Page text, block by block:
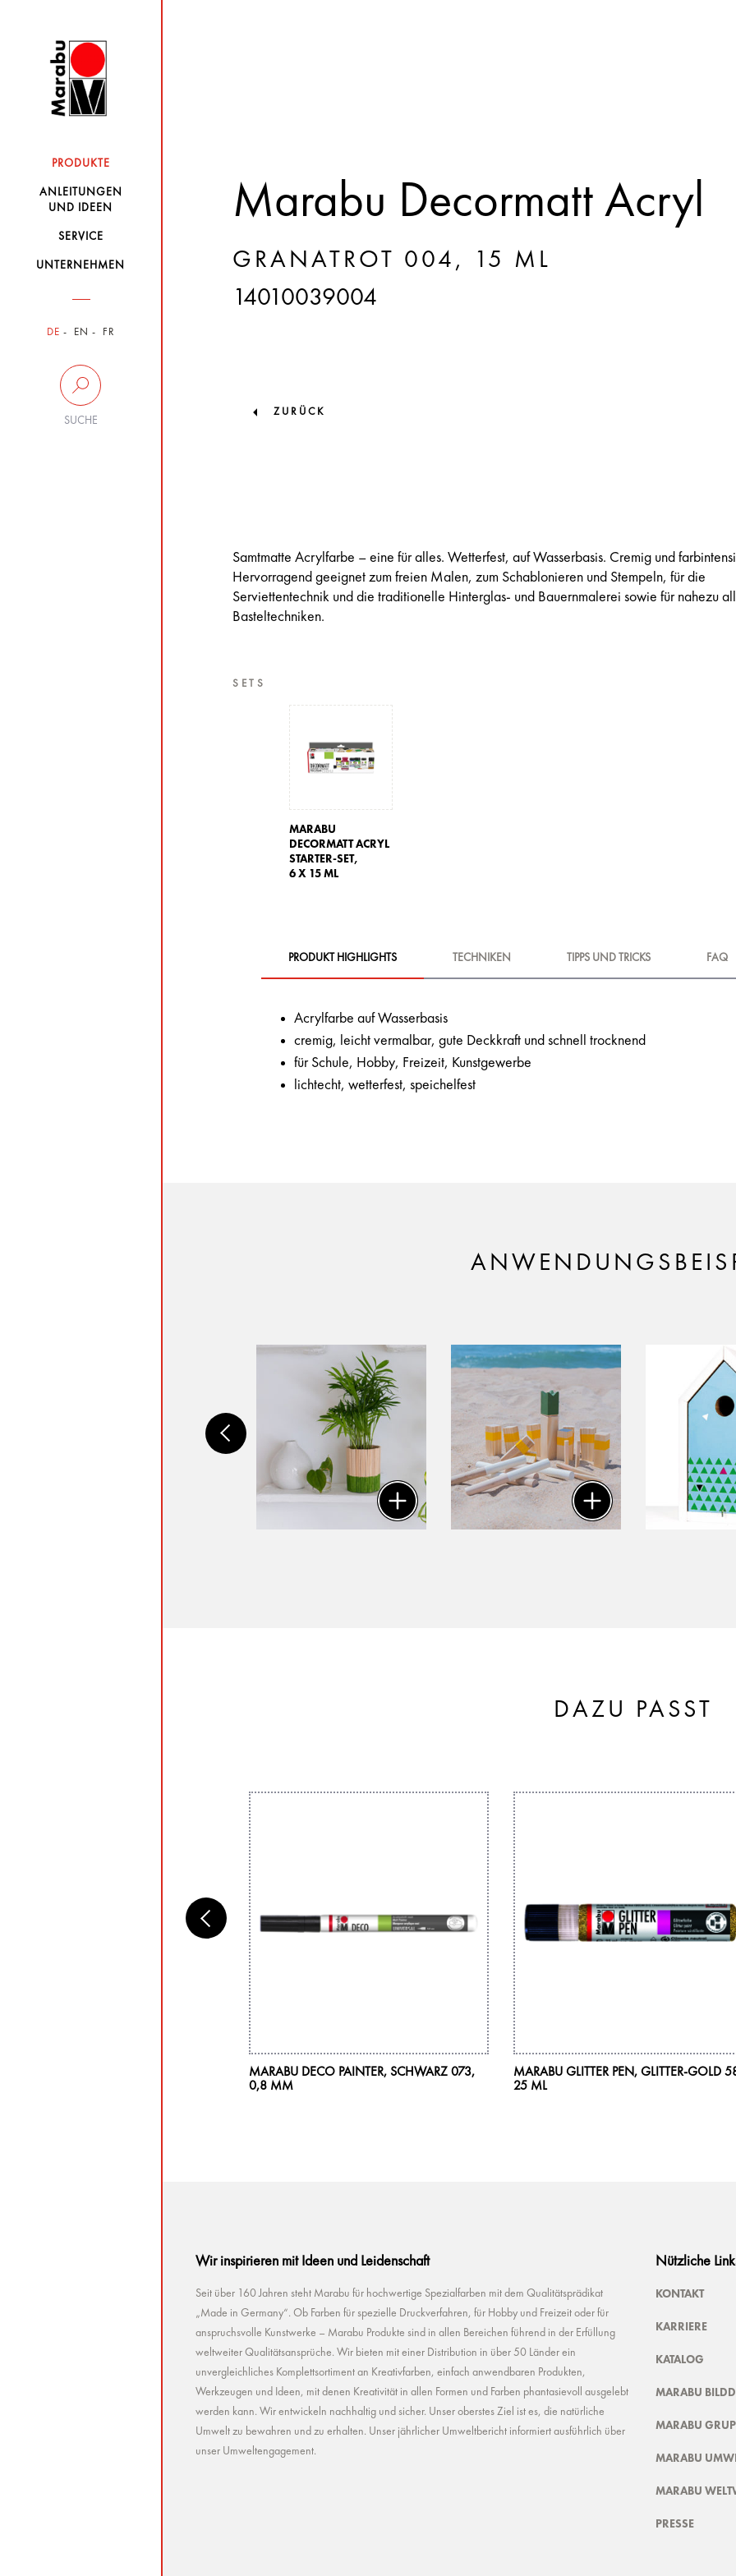
PRODUKTE
ANLEITUNGEN
UND IDEEN
SERVICE
UNTERNEHMEN
DE EN FR
SUCHE
Marabu Decormatt Acryl
GRANATROT 004, 15 ML
14010039004
ZURÜCK
Samtmatte Acrylfarbe – eine für alles. Wetterfest, auf Wasserbasis. Cremig und
Hervorragend geeignet zum freien Malen, zum Schablonieren und Stempeln, für die
Serviettentechnik und die traditionelle Hinterglas- und Bauernmalerei sowie für nahezu
Basteltechniken.
SETS
MARABU
DECORMATT ACRYL
STARTER-SET,
6 X 15 ML
PRODUKT HIGHLIGHTS TECHNIKEN TIPPS UND TRICKS FAQ
Acrylfarbe auf Wasserbasis
cremig, leicht vermalbar, gute Deckkraft und schnell trocknend
für Schule, Hobby, Freizeit, Kunstgewerbe
lichtecht, wetterfest, speichelfest
DAZU PASST
MARABU DECO PAINTER, SCHWARZ 073,
0,8 MM
MARABU GLITTER PEN, GLITTER-GOLD
25 ML
Wir inspirieren mit Ideen und Leidenschaft
Seit über 160 Jahren steht Marabu für hochwertige Spezialfarben mit dem Qualitätsprädikat
„Made in Germany“. Ob Farben für spezielle Druckverfahren, für Hobby und Freizeit oder für
anspruchsvolle Kunstwerke – Marabu Produkte sind in allen Bereichen führend in der Erfüllung
weltweiter Qualitätsansprüche. Wir bieten mit einer Distribution in über 50 Länder ein
unvergleichliches Komplettsortiment an Kreativfarben, einfach anwendbaren Produkten,
Werkzeugen und Ideen, mit denen Kreativität in allen Formen und Farben phantasievoll ausgelebt
werden kann. Wir entwickeln nachhaltig und sicher. Unser oberstes Ziel ist es, die natürliche
Umwelt zu bewahren und zu erhalten. Unser jährlicher Umweltbericht informiert ausführlich über
unser Umweltengagement.
Nützliche
KONTAKT
KARRIERE
KATALOG
MARABU
MARABU
MARABU
MARABU
PRESSE